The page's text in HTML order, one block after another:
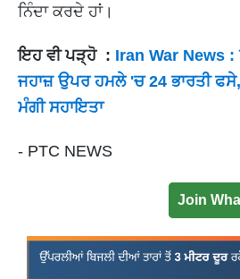
ਨਿੰਦਾ ਕਰਦੇ ਹਾਂ।
ਇਹ ਵੀ ਪੜ੍ਹੋ : Iran War News
ਜਹਾਜ਼ ਉਪਰ ਹਮਲੇ 'ਚ 24 ਭਾਰਤੀ ਫਸੇ,
ਮੰਗੀ ਸਹਾਇਤਾ
- PTC NEWS
Join